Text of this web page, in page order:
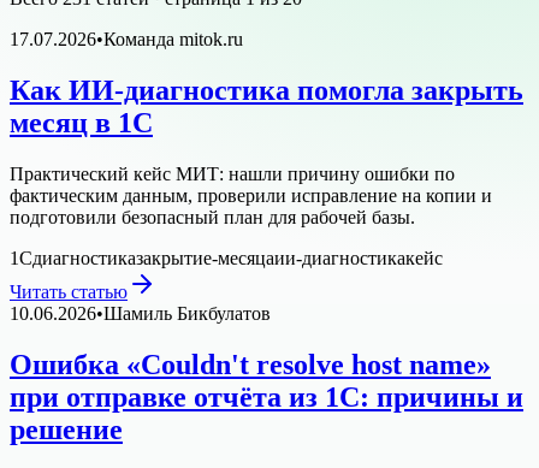
17.07.2026•Команда mitok.ru
Как ИИ-диагностика помогла закрыть
месяц в 1С
Практический кейс МИТ: нашли причину ошибки по
фактическим данным, проверили исправление на копии и
подготовили безопасный план для рабочей базы.
1Сдиагностиказакрытие-месяцаии-диагностикакейс
Читать статью
10.06.2026•Шамиль Бикбулатов
Ошибка «Couldn't resolve host name»
при отправке отчёта из 1С: причины и
решение